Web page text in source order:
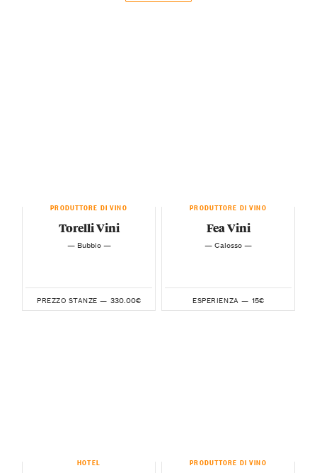
PRODUTTORE DI VINO
Torelli Vini
— Bubbio —
PREZZO STANZE — 330.00€
PRODUTTORE DI VINO
Fea Vini
— Calosso —
ESPERIENZA — 15€
HOTEL PRODUTTORE DI VINO